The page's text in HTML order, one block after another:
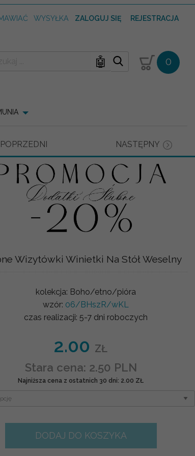
WYSYŁKA ZALOGUJ SIĘ REJESTRACJA
🤖 0
POPRZEDNI NASTĘPNY
Wizytówki Winietki Na Stół Weselny
kolekcja: Boho/etno/pióra
wzór: 06/BHszR/wKL
czas realizacji: 5-7 dni roboczych
2.00 ZŁ
Stara cena: 2.50 PLN
Najniższa cena z ostatnich 30 dni: 2.00 ZŁ
DODAJ DO KOSZYKA